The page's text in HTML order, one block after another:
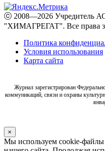
ⓒ 2008—2026 Учредитель
"ХИМАГРЕГАТ". Все права
Политика
Условия использования
Карта сайта
Журнал зарегистрирован
коммуникаций, связи и охраны
×
Мы используем cookie-файлы